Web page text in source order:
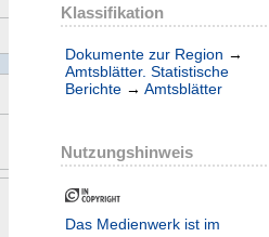
Klassifikation
Dokumente zur Region →
Amtsblätter. Statistische
Berichte → Amtsblätter
Nutzungshinweis
Das Medienwerk ist im